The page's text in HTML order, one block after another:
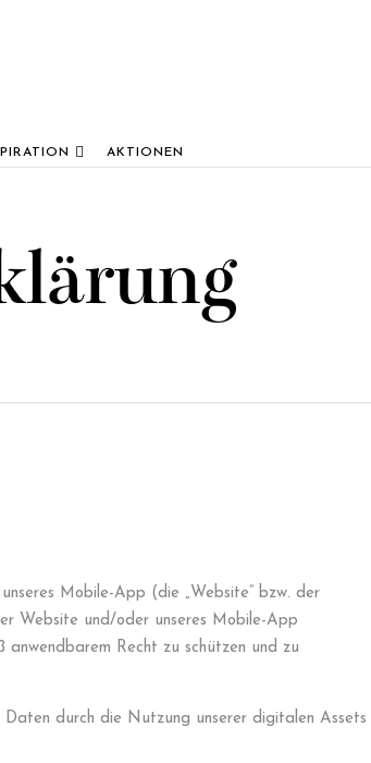
AKTIONEN
Mobile-App (die „Website“ bzw. der
Website und/oder unseres Mobile-App
anwendbarem Recht zu schützen und zu
durch die Nutzung unserer digitalen Assets